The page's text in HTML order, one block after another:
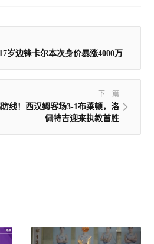
岁边锋卡尔本次身价暴涨4000万
下一篇
线！西汉姆客场3-1布莱顿，洛
佩特吉迎来执教首胜